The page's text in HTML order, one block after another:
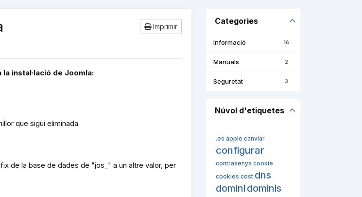
Imprimir
instal·lació de Joomla:
que sigui eliminada
de la base de dades de "jos_" a un altre valor, per
Categories
16
Informació
2
Manuals
3
Seguretat
Núvol d'etiquetes
.es apple canviar
configurar
contrasenya cookie
cookies cost dns
dominidominis